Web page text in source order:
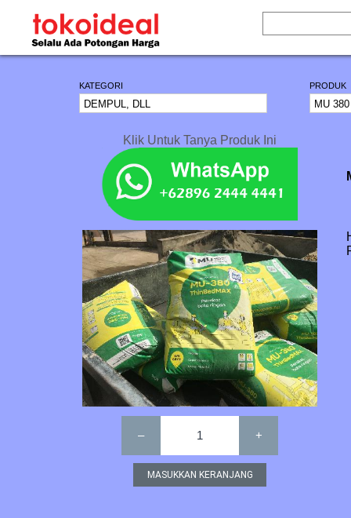
KATEGORI PRODUK
Klik Untuk Tanya Produk Ini
– 1 +